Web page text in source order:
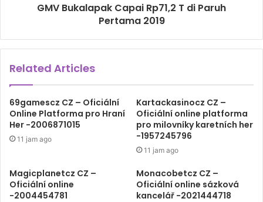
GMV Bukalapak Capai Rp71,2 T di Paruh
Pertama 2019
Related Articles
69gamescz CZ – Oficiální
Online Platforma pro Hraní
Her -2006871015
11 jam ago
Kartackasinocz CZ –
Oficiální online platforma
pro milovníky karetních her
-1957245796
11 jam ago
Magicplanetcz CZ –
Oficiální online
-2004454781
Monacobetcz CZ –
Oficiální online sázková
kancelář -2021444718